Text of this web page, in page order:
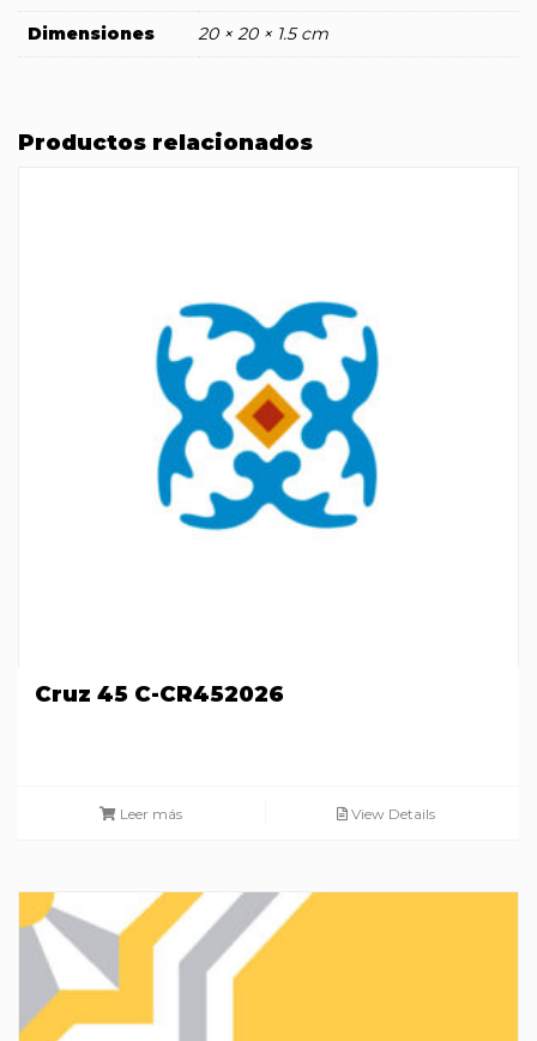
Dimensiones 20 × 20 × 1.5 cm
Productos relacionados
Cruz 45 C-CR452026
Leer más View Details